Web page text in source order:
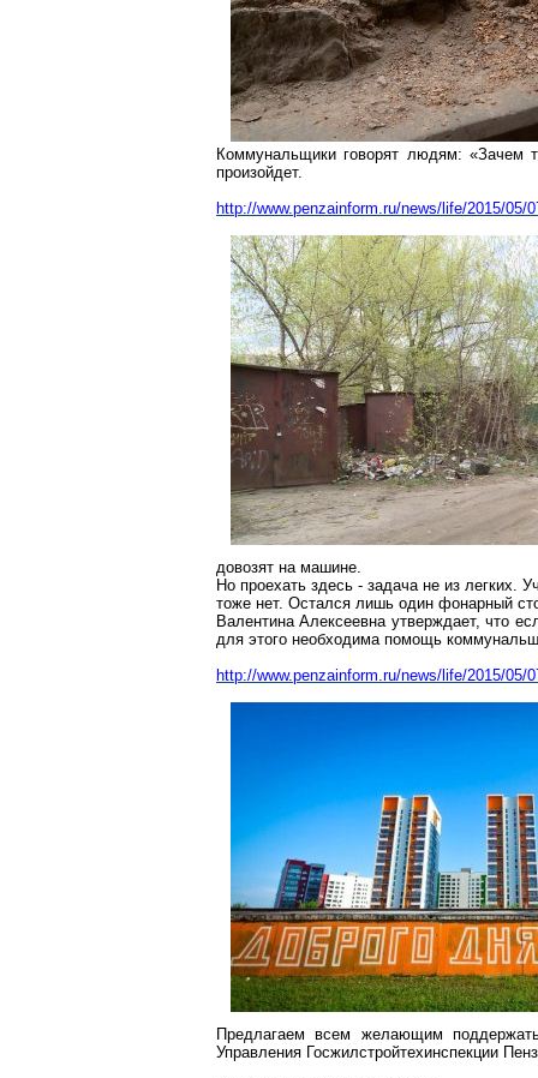
Коммунальщики говорят людям: «Зачем
произойдет.
http://www.penzainform.ru/news/life/2015/
довозят на машине.
Но проехать здесь - задача не из легких.
тоже нет. Остался лишь один фонарный
Валентина Алексеевна утверждает, что
для этого необходима помощь
http://www.penzainform.ru/news/life/2015/
Предлагаем всем желающим
Управления Госжилстройтехинспекции